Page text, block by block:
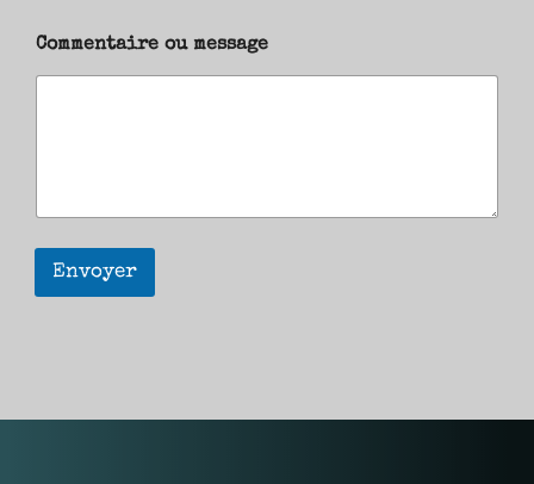
Commentaire ou message
Envoyer